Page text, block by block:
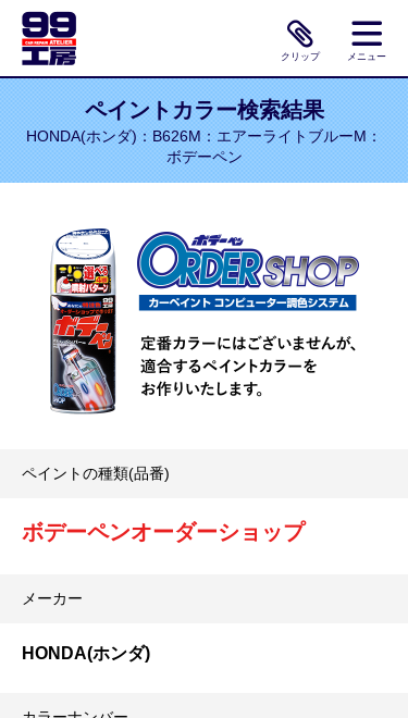
クリップ メニュー
ペイントカラー検索結果
HONDA(ホンダ)：B626M：エアーライトブルーM：
ボデーペン
ペイントの種類(品番)
ボデーペンオーダーショップ
メーカー
HONDA(ホンダ)